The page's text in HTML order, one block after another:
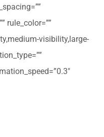
rule_color=””
visibility,large-